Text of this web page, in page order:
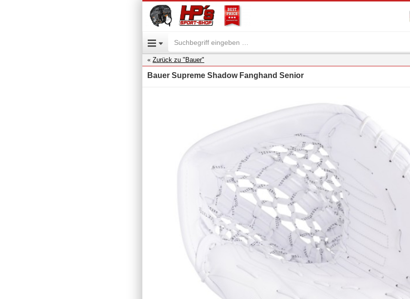
Zurück zu "Bauer"
Bauer Supreme Shadow Fanghand Senior